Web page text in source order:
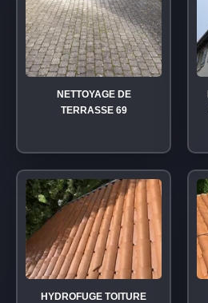
NETTOYAGE DE
TERRASSE 69
HYDROFUGE TOITURE